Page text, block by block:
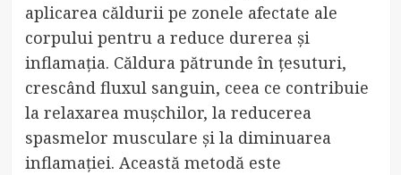
aplicarea căldurii pe zonele afectate ale
corpului pentru a reduce durerea și
inflamația. Căldura pătrunde în țesuturi,
crescând fluxul sanguin, ceea ce contribuie
la relaxarea mușchilor, la reducerea
spasmelor musculare și la diminuarea
inflamației. Această metodă este